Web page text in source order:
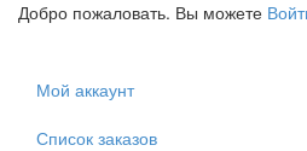
Добро пожаловать. Вы можете
Мой аккаунт
Список заказов